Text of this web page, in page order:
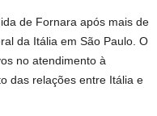
de Fornara após mais de
da Itália em São Paulo. O
no atendimento à
das relações entre Itália e